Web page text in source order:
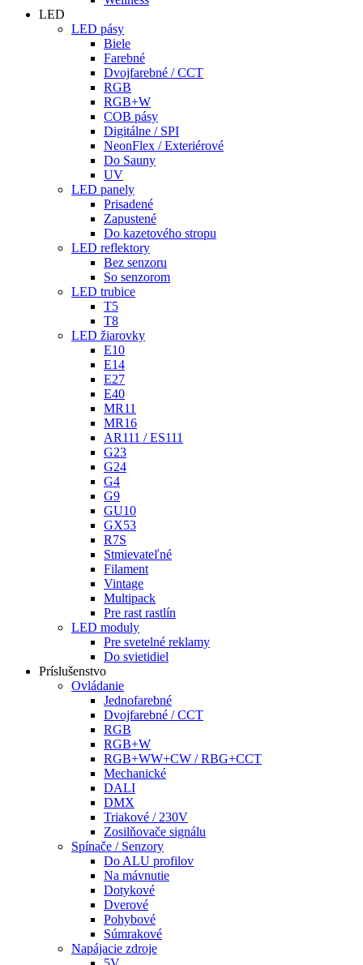
LED
LED pásy
Biele
Farebné
Dvojfarebné / CCT
RGB
RGB+W
COB pásy
Digitálne / SPI
NeonFlex / Exteriérové
Do Sauny
UV
LED panely
Prisadené
Zapustené
Do kazetového stropu
LED reflektory
Bez senzoru
So senzorom
LED trubice
T5
T8
LED žiarovky
E10
E14
E27
E40
MR11
MR16
AR111 / ES111
G23
G24
G4
G9
GU10
GX53
R7S
Stmievateľné
Filament
Vintage
Multipack
Pre rast rastlín
LED moduly
Pre svetelné reklamy
Do svietidiel
Príslušenstvo
Ovládanie
Jednofarebné
Dvojfarebné / CCT
RGB
RGB+W
RGB+WW+CW / RBG+CCT
Mechanické
DALI
DMX
Triakové / 230V
Zosilňovače signálu
Spínače / Senzory
Do ALU profilov
Na mávnutie
Dotykové
Dverové
Pohybové
Súmrakové
Napájacie zdroje